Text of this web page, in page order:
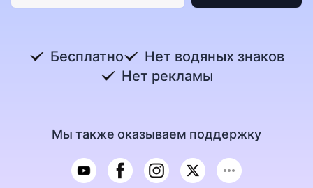
Бесплатно
Нет водяных знаков
Нет рекламы
Мы также оказываем поддержку